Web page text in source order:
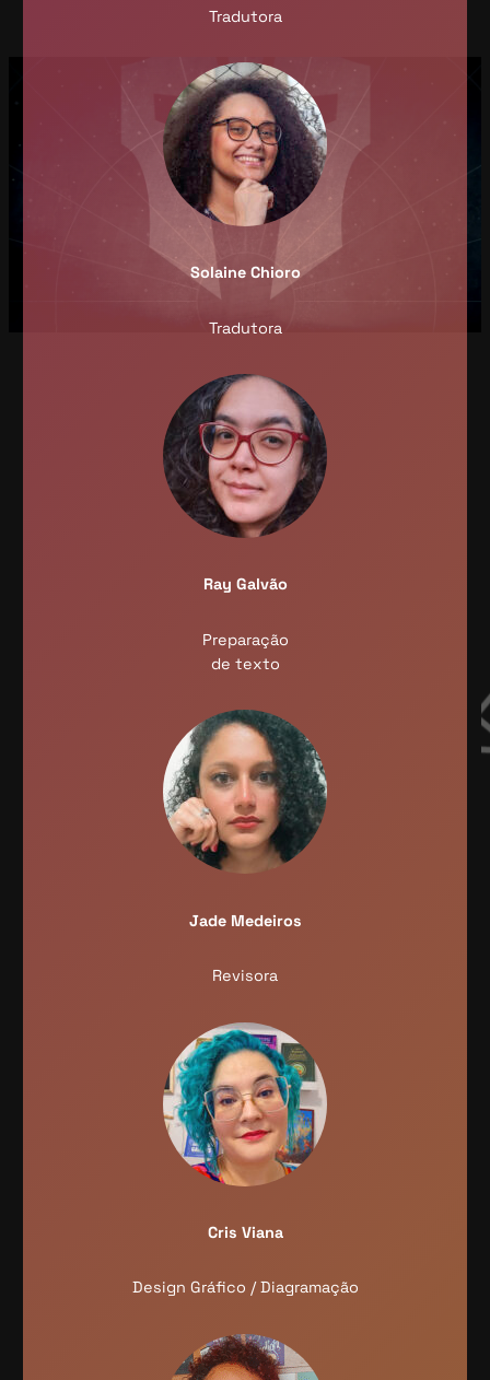
Tradutora
Solaine Chioro
Tradutora
Ray Galvão
Preparação
de texto
Jade Medeiros
Revisora
Cris Viana
Design Gráfico / Diagramação